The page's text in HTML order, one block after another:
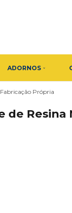
ADORNOS
Própria
de Resina